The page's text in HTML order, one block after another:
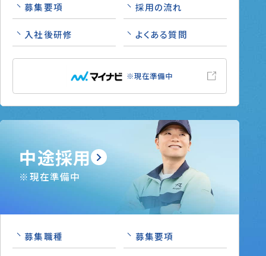
募集要項 採用の流れ
入社後研修 よくある質問
※現在準備中
中途採用
※現在準備中
募集職種 募集要項